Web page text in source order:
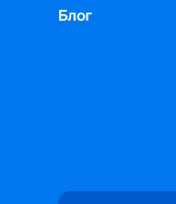
Блог